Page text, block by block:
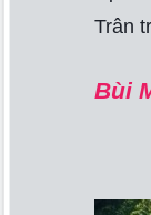
Trân
Bùi